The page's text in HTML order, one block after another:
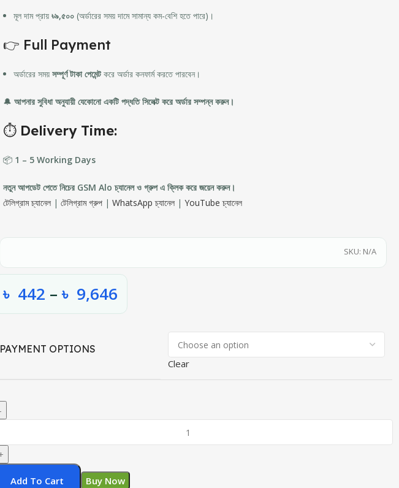
মূল দাম প্রায় ৳৯,৫০০ (অর্ডারের সময় দামে সামান্য কম-বেশি হতে পারে)।
👉 Full Payment
অর্ডারের সময় সম্পূর্ণ টাকা পেমেন্টকরে অর্ডার কনফার্ম করতে পারবেন।
🔔 আপনার সুবিধা অনুযায়ী যেকোনো একটি পদ্ধতি সিলেক্ট করে অর্ডার সম্পন্ন করুন।
⏱️ Delivery Time:
📦 1 – 5 Working Days
নতুন আপডেট পেতে নিচের GSM Alo চ্যানেল ও গ্রুপ এ ক্লিক করে জয়েন করুন।
টেলিগ্রাম চ্যানেল | টেলিগ্রাম গ্রুপ | WhatsApp চ্যানেল | YouTube চ্যানেল
SKU: N/A
৳ 442 – ৳ 9,646
PAYMENT OPTIONS
Clear
Add To Cart Buy Now